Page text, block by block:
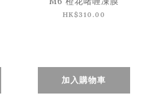
HK$310.00
加入購物車